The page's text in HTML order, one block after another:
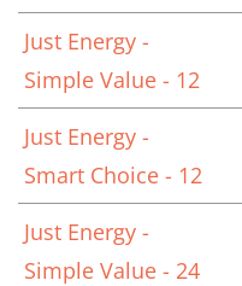
Just Energy -
Simple Value - 12
Just Energy -
Smart Choice - 12
Just Energy -
Simple Value - 24